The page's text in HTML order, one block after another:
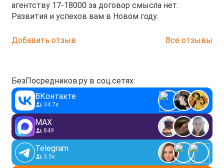
агентству 17-18000 за договор смысла нет.
Развития и успехов вам в Новом году.
Добавить отзыв Все отзывы
БезПосредников.ру в соц.сетях:
ВКонтакте
34.7к
MAX
849
Telegram
3.5к